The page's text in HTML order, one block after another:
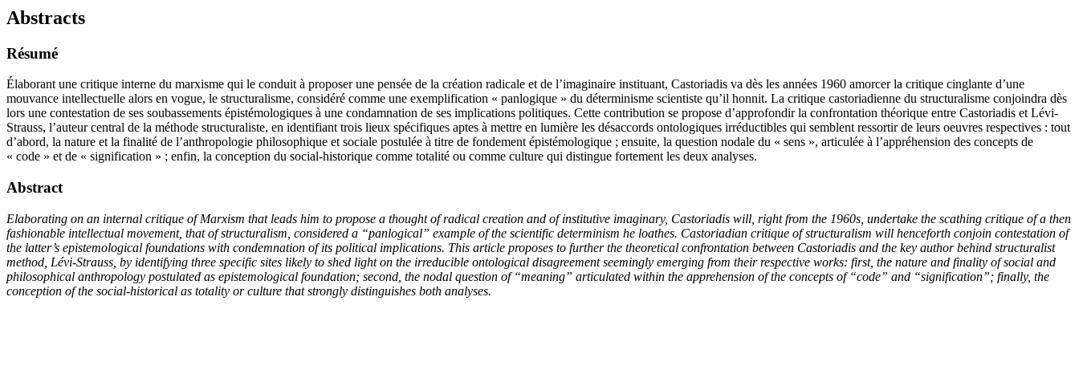
Abstracts
Résumé
Élaborant une critique interne du marxisme qui le conduit à proposer une pensée de la création radicale et de l’imaginaire instituant, Castoriadis va dès les années 1960 amorcer la critique cinglante d’une
mouvance intellectuelle alors en vogue, le structuralisme, considéré comme une exemplification « panlogique » du déterminisme scientiste qu’il honnit. La critique castoriadienne du structuralisme conjoindra dès
lors une contestation de ses soubassements épistémologiques à une condamnation de ses implications politiques. Cette contribution se propose d’approfondir la confrontation théorique entre Castoriadis et Lévi-
Strauss, l’auteur central de la méthode structuraliste, en identifiant trois lieux spécifiques aptes à mettre en lumière les désaccords ontologiques irréductibles qui semblent ressortir de leurs oeuvres respectives : tout
d’abord, la nature et la finalité de l’anthropologie philosophique et sociale postulée à titre de fondement épistémologique ; ensuite, la question nodale du « sens », articulée à l’appréhension des concepts de
« code » et de « signification » ; enfin, la conception du social-historique comme totalité ou comme culture qui distingue fortement les deux analyses.
Abstract
Elaborating on an internal critique of Marxism that leads him to propose a thought of radical creation and of institutive imaginary, Castoriadis will, right from the 1960s, undertake the scathing critique of a then
fashionable intellectual movement, that of structuralism, considered a “panlogical” example of the scientific determinism he loathes. Castoriadian critique of structuralism will henceforth conjoin contestation of
the latter’s epistemological foundations with condemnation of its political implications. This article proposes to further the theoretical confrontation between Castoriadis and the key author behind structuralist
method, Lévi-Strauss, by identifying three specific sites likely to shed light on the irreducible ontological disagreement seemingly emerging from their respective works: first, the nature and finality of social and
philosophical anthropology postulated as epistemological foundation; second, the nodal question of “meaning” articulated within the apprehension of the concepts of “code” and “signification”; finally, the
conception of the social-historical as totality or culture that strongly distinguishes both analyses.